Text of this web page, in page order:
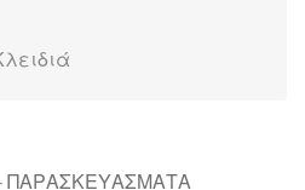
ΠΑΡΑΣΚΕΥΑΣΜΑΤΑ